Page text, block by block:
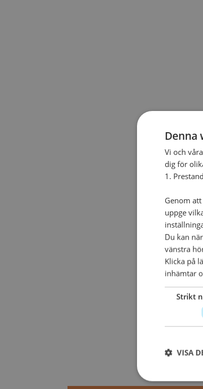
Denna
Vi och
dig för
1.
Genom
uppge
Du kan
vänstra
Klicka på
inhämtar
Strikt
VISA